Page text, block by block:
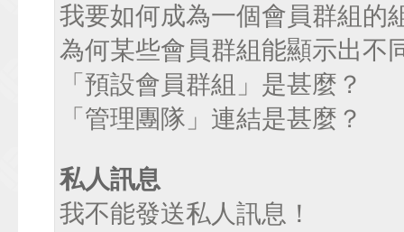
我要如何成為一個會員群組的
為何某些會員群組能顯示出不
「預設會員群組」是甚麼？
「管理團隊」連結是甚麼？
私人訊息
我不能發送私人訊息！